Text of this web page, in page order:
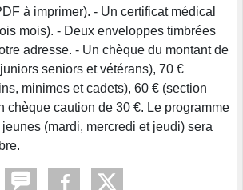
à imprimer). - Un certificat médical
mois). - Deux enveloppes timbrées
adresse. - Un chèque du montant de
seniors et vétérans), 70 €
minimes et cadets), 60 € (section
chèque caution de 30 €. Le programme
(mardi, mercredi et jeudi) sera